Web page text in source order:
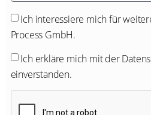
Ich interessiere mich für
Process GmbH.
Ich erkläre mich mit der
einverstanden.